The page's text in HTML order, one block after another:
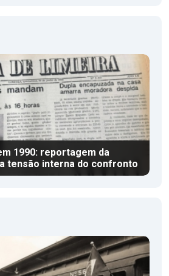
1990: reportagem da
tensão interna do confronto